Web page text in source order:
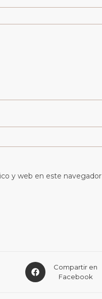
y web en este
Compartir en
Facebook